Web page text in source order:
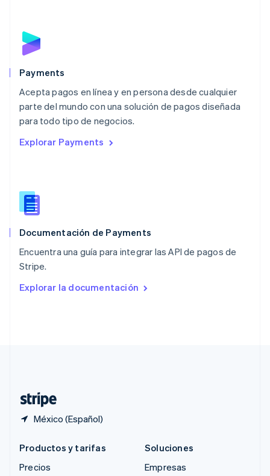
Payments
Acepta pagos en línea y en persona desde cualquier
parte del mundo con una solución de pagos diseñada
para todo tipo de negocios.
Explorar Payments
Documentación de Payments
Encuentra una guía para integrar las API de pagos de
Stripe.
Explorar la documentación
México (Español)
Malta
English
Español
English
Nueva Zelandia
English
NederlandsEnglish
Português
RAE de Hong Kong, China
Reino Unido
República Checa
English
English
Productos y tarifas
Precios
Soluciones
Empresas